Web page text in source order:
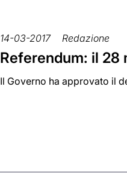
14-03-2017 Redazione
Referendum: il 28
Il Governo ha approvato il